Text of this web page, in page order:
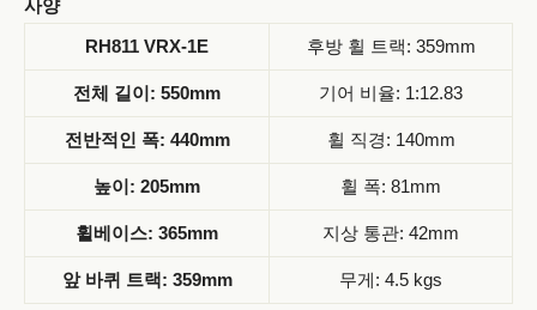
사양
RH811 VRX-1E
후방 휠 트랙: 359mm
전체 길이: 550mm 기어 비율: 1:12.83
전반적인 폭: 440mm 휠 직경: 140mm
높이: 205mm 휠 폭: 81mm
휠베이스: 365mm 지상 통관: 42mm
앞 바퀴 트랙: 359mm 무게: 4.5 kgs